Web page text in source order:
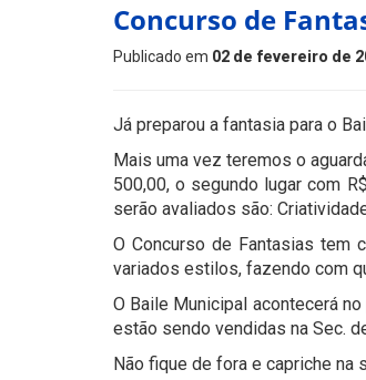
Concurso de
Publicado em 02 de fevereiro de
Já preparou a fantasia para o
Mais uma vez teremos o
500,00, o segundo lugar com
serão avaliados são:
O Concurso de Fantasias tem
variados estilos, fazendo com
O Baile Municipal acontecerá
estão sendo vendidas na Sec.
Não fique de fora e capriche na